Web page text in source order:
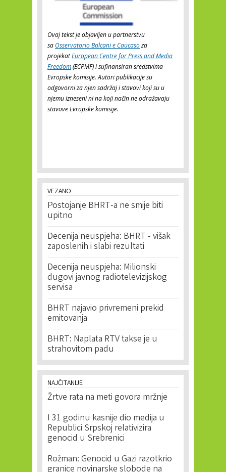
Ovaj tekst je objavljen u partnerstvu
saOsservatorio Balcani e Caucasoza
projekatEuropean Centre for Press and Media
Freedom(ECPMF) i sufinansiran sredstvima
Evropske komisije. Autori publikacije su
odgovorni za njen sadržaj i stavovi koji su u
njemu izneseni ni na koji način ne odražavaju
stavove Evropske komisije.
VEZANO
Postojanje BHRT-a ne smije biti
upitno
Decenija neuspjeha: BHRT - višak
zaposlenih i slabi rezultati
Decenija neuspjeha: Milionski
dugovi javnog radiotelevizijskog
servisa
BHRT najavio privremeni prekid
emitovanja
BHRT: Naplata RTV takse je u
strahovitom padu
NAJČITANIJE
Žrtve rata na meti govora mržnje
I 31 godinu kasnije dio medija u
Republici Srpskoj relativizira
genocid u Srebrenici
Rožman: Genocid u Gazi razotkrio
granice novinarske slobode na